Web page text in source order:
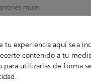
mujer
animal print
Skechers mujer
tu experiencia aquí sea
contenido a tu
utilizarlas de forma
.